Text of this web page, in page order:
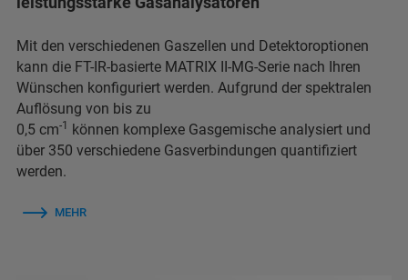
Mit den verschiedenen Gaszellen und Detektoroptionen
kann die FT-IR-basierte MATRIX II-MG-Serie nach Ihren
Wünschen konfiguriert werden. Aufgrund der spektralen
Auflösung von bis zu
0,5 cm-1
können komplexe Gasgemische analysiert und
über 350 verschiedene Gasverbindungen quantifiziert
werden.
MEHR